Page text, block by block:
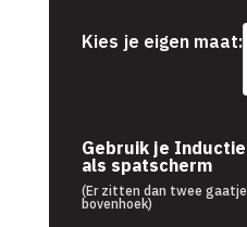
Kies je eigen maat:
€39,95
Gebruik je
als spatscherm
(Er zitten dan twee
bovenhoek)